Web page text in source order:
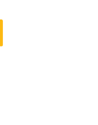
kan jij
tot
kan
dan
naar je
je mee.